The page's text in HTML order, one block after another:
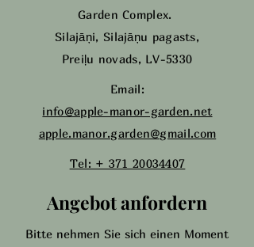
Garden Complex.
Silajāņi, Silajāņu pagasts,
Preiļu novads, LV-5330
Email:
info@apple-manor-garden.net
apple.manor.garden@gmail.com
Tel: + 371 20034407
Angebot anfordern
Bitte nehmen Sie sich einen Moment